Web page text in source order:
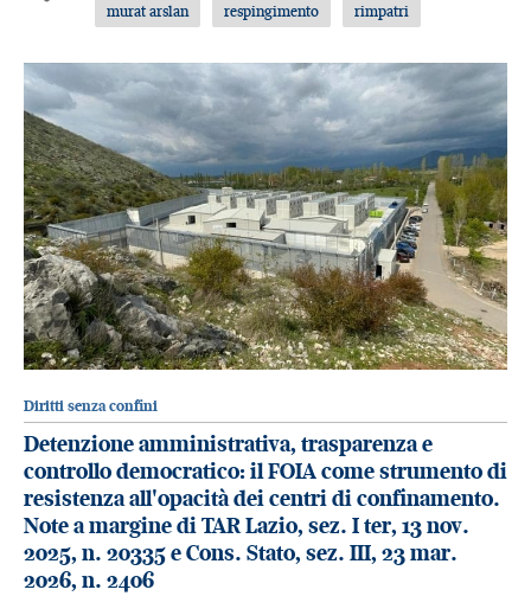
murat arslan
respingimento rimpatri
Diritti senza confini
Detenzione amministrativa, trasparenza e
controllo democratico: il FOIA come strumento di
resistenza all'opacità dei centri di confinamento.
Note a margine di TAR Lazio, sez. I ter, 13 nov.
2025, n. 20335 e Cons. Stato, sez. III, 23 mar.
2026, n. 2406